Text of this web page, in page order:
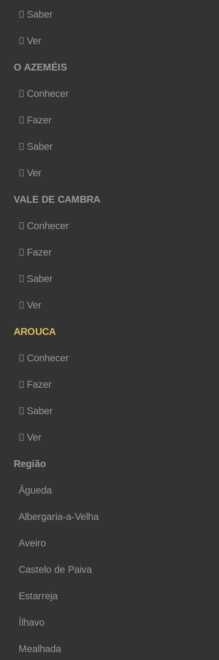
Saber
Ver
O AZEMÉIS
Conhecer
Fazer
Saber
Ver
VALE DE CAMBRA
Conhecer
Fazer
Saber
Ver
AROUCA
Conhecer
Fazer
Saber
Ver
Região
Águeda
Albergaria-a-Velha
Aveiro
Castelo de Paiva
Estarreja
Ílhavo
Mealhada